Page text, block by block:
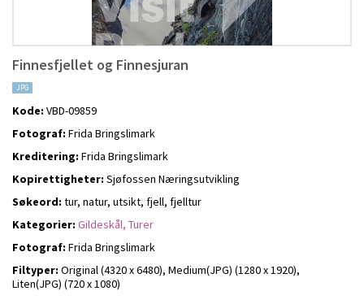
Finnesfjellet og Finnesjuran
JPG
Kode: VBD-09859
Fotograf: Frida Bringslimark
Kreditering: Frida Bringslimark
Kopirettigheter: Sjøfossen Næringsutvikling
Søkeord: tur, natur, utsikt, fjell, fjelltur
Kategorier: Gildeskål, Turer
Fotograf: Frida Bringslimark
Filtyper: Original (4320 x 6480), Medium(JPG) (1280 x 1920),
Liten(JPG) (720 x 1080)